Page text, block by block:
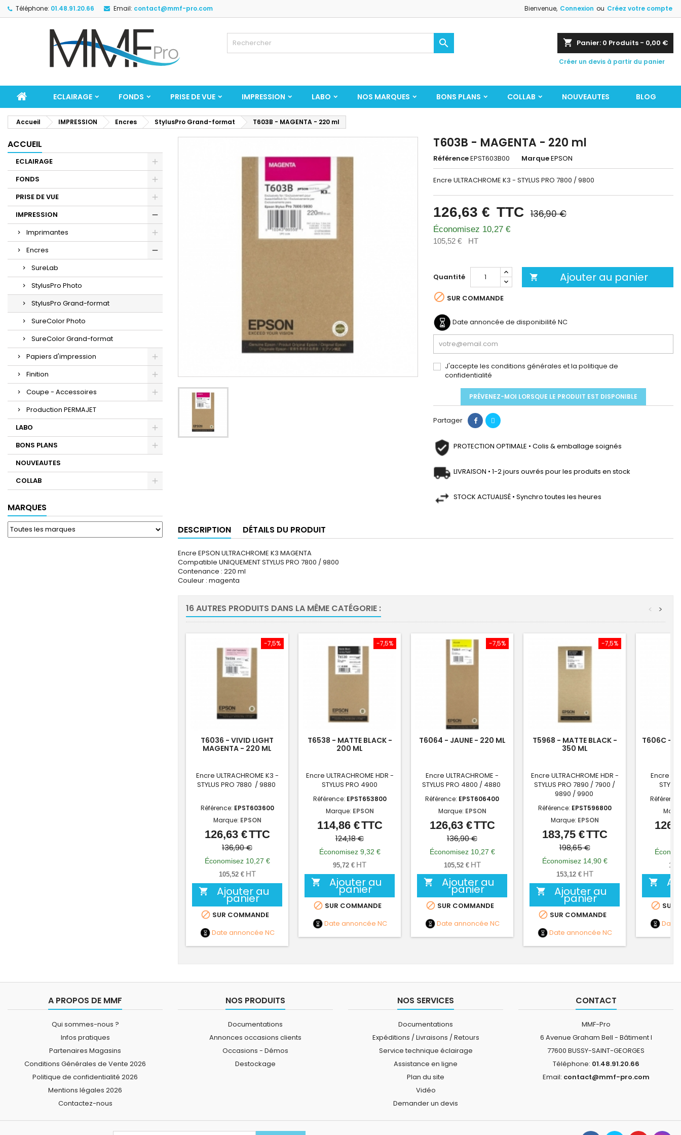
Téléphone: 01.48.91.20.66 Email: contact@mmf-pro.com Bienvenue, Connexion ou Créez votre compte
shopping_cart Panier: 0 Produits - 0,00 €
Créer un devis à partir du panier

ECLAIRAGE FONDS PRISE DE VUE IMPRESSION LABO NOS MARQUES BONS PLANS COLLAB NOUVEAUTES BLOG
Accueil IMPRESSION Encres StylusPro Grand-format T603B - MAGENTA - 220 ml
ACCUEIL
ECLAIRAGE
FONDS
PRISE DE VUE
IMPRESSION
Imprimantes
Encres
SureLab
StylusPro Photo
StylusPro Grand-format
SureColor Photo
SureColor Grand-format
Papiers d'impression
Finition
Coupe - Accessoires
Production PERMAJET
LABO
BONS PLANS
NOUVEAUTES
COLLAB
MARQUES
T603B - MAGENTA - 220 ml
RéférenceEPST603B00 MarqueEPSON
Encre ULTRACHROME K3 - STYLUS PRO 7800 / 9800
126,63 € TTC 136,90 €
Économisez 10,27 €
105,52 € HT
Quantité  Ajouter au panier
 SUR COMMANDE
Date annoncée de disponibilité NC
J'accepte les conditions générales et la politique de
confidentialité
PRÉVENEZ-MOI LORSQUE LE PRODUIT EST DISPONIBLE
Partager
PROTECTION OPTIMALE • Colis & emballage soignés
LIVRAISON • 1-2 jours ouvrés pour les produits en stock
STOCK ACTUALISÉ • Synchro toutes les heures
DESCRIPTION DÉTAILS DU PRODUIT
Encre EPSON ULTRACHROME K3 MAGENTA
Compatible UNIQUEMENT STYLUS PRO 7800 / 9800
Contenance : 220 ml
Couleur : magenta
16 AUTRES PRODUITS DANS LA MÊME CATÉGORIE : >
<
-7,5%
T6036 - VIVID LIGHT
MAGENTA - 220 ML
Encre ULTRACHROME K3 -
STYLUS PRO 7880 / 9880
Référence: EPST603600
Marque: EPSON
Prix
Prix
de
base
126,63 €TTC
136,90 €
Économisez 10,27 €
105,52 € HT
 Ajouter au
panier
 SUR COMMANDE
Date annoncée NC
-7,5%
T6538 - MATTE BLACK -
200 ML
Encre ULTRACHROME HDR -
STYLUS PRO 4900
Référence: EPST653800
Marque: EPSON
Prix
Prix
de
base
114,86 €TTC
124,18 €
Économisez 9,32 €
95,72 € HT
 Ajouter au
panier
 SUR COMMANDE
Date annoncée NC
-7,5%
T6064 - JAUNE - 220 ML
Encre ULTRACHROME -
STYLUS PRO 4800 / 4880
Référence: EPST606400
Marque: EPSON
Prix
Prix
de
base
126,63 €TTC
136,90 €
Économisez 10,27 €
105,52 € HT
 Ajouter au
panier
 SUR COMMANDE
Date annoncée NC
-7,5%
T5968 - MATTE BLACK -
350 ML
Encre ULTRACHROME HDR -
STYLUS PRO 7890 / 7900 /
9890 / 9900
Référence: EPST596800
Marque: EPSON
Prix
Prix
de
base
183,75 €TTC
198,65 €
Économisez 14,90 €
153,12 € HT
 Ajouter au
panier
 SUR COMMANDE
Date annoncée NC
T606C -
Encre

 SUR
Date
A PROPOS DE MMF
Qui sommes-nous ?
Infos pratiques
Partenaires Magasins
Conditions Générales de Vente 2026
Politique de confidentialité 2026
Mentions légales 2026
Contactez-nous
NOS PRODUITS
Documentations
Annonces occasions clients
Occasions - Démos
Destockage
NOS SERVICES
Documentations
Expéditions / Livraisons / Retours
Service technique éclairage
Assistance en ligne
Plan du site
Vidéo
Demander un devis
CONTACT
MMF-Pro
6 Avenue Graham Bell - Bâtiment I
77600 BUSSY-SAINT-GEORGES
Téléphone: 01.48.91.20.66
Email: contact@mmf-pro.com